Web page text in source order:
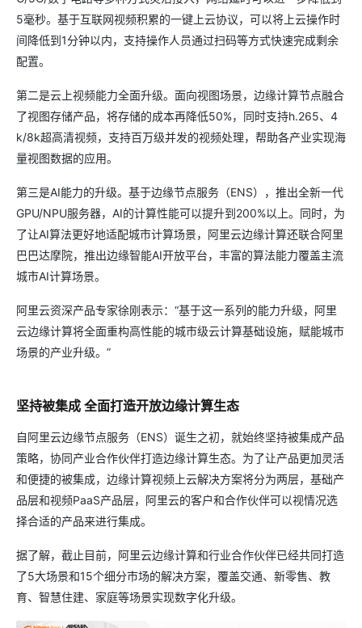
5毫秒。基于互联网视频积累的一键上云协议，可以将上云操作时
间降低到1分钟以内，支持操作人员通过扫码等方式快速完成剩余
配置。
第二是云上视频能力全面升级。面向视图场景，边缘计算节点融合
了视图存储产品，将存储的成本再降低50%，同时支持h.265、4
k/8k超高清视频，支持百万级并发的视频处理，帮助各产业实现海
量视图数据的应用。
第三是AI能力的升级。基于边缘节点服务（ENS），推出全新一代
GPU/NPU服务器，AI的计算性能可以提升到200%以上。同时，为
了让AI算法更好地适配城市计算场景，阿里云边缘计算还联合阿里
巴巴达摩院，推出边缘智能AI开放平台，丰富的算法能力覆盖主流
城市AI计算场景。
阿里云资深产品专家徐刚表示：“基于这一系列的能力升级，阿里
云边缘计算将全面重构高性能的城市级云计算基础设施，赋能城市
场景的产业升级。”
坚持被集成 全面打造开放边缘计算生态
自阿里云边缘节点服务（ENS）诞生之初，就始终坚持被集成产品
策略，协同产业合作伙伴打造边缘计算生态。为了让产品更加灵活
和便捷的被集成，边缘计算视频上云解决方案将分为两层，基础产
品层和视频PaaS产品层，阿里云的客户和合作伙伴可以视情况选
择合适的产品来进行集成。
据了解，截止目前，阿里云边缘计算和行业合作伙伴已经共同打造
了5大场景和15个细分市场的解决方案，覆盖交通、新零售、教
育、智慧住建、家庭等场景实现数字化升级。